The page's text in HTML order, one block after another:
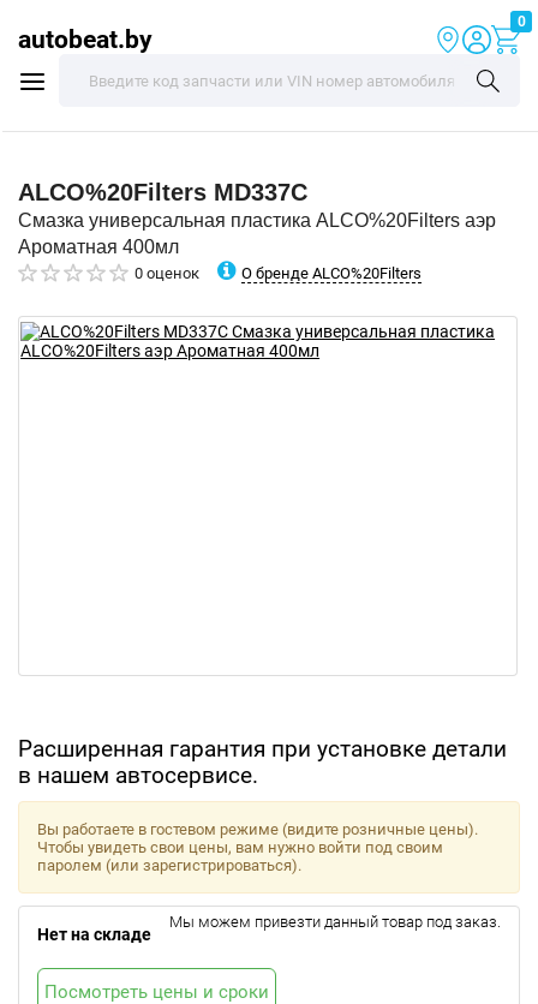
autobeat.by
0
ALCO%20Filters MD337C
Смазка универсальная пластика ALCO%20Filters аэр
Ароматная 400мл
0 оценок О бренде ALCO%20Filters
Расширенная гарантия при установке детали
в нашем автосервисе.
Вы работаете в гостевом режиме (видите розничные цены).
Чтобы увидеть свои цены, вам нужно войти под своим
паролем (или зарегистрироваться).
Нет на складе
Мы можем привезти данный товар под заказ.
Посмотреть цены и сроки